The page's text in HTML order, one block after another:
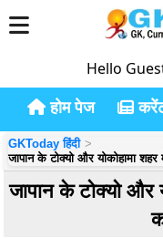
Hello
होम पेज
GKToday हिंदी
जापान के टोक्यो और योकोहामा
जापान के टोक्यो और